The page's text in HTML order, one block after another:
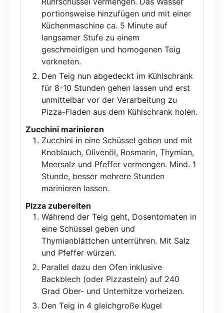
portionsweise hinzufügen und mit einer
Küchenmaschine ca. 5 Minute auf
langsamer Stufe zu einem
geschmeidigen und homogenen Teig
verkneten.
Den Teig nun abgedeckt im Kühlschrank
für 8-10 Stunden gehen lassen und erst
unmittelbar vor der Verarbeitung zu
Pizza-Fladen aus dem Kühlschrank holen.
Zucchini marinieren
Zucchini in eine Schüssel geben und mit
Knoblauch, Olivenöl, Rosmarin, Thymian,
Meersalz und Pfeffer vermengen. Mind. 1
Stunde, besser mehrere Stunden
marinieren lassen.
Pizza zubereiten
Während der Teig geht, Dosentomaten in
eine Schüssel geben und
Thymianblättchen unterrühren. Mit Salz
und Pfeffer würzen.
Parallel dazu den Ofen inklusive
Backblech (oder Pizzastein) auf 240
Grad Ober- und Unterhitze vorheizen.
Den Teig in 4 gleichgroße Kugel